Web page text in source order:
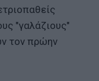
"γαλάζιους"
τον πρώην